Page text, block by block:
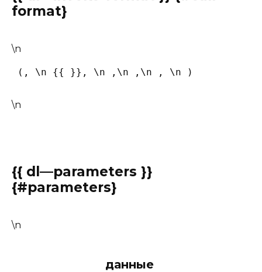
format}
\n
(, \n {{ }}, \n ,\n ,\n , \n )
\n
{{ dl—parameters }}
{#parameters}
\n
данные